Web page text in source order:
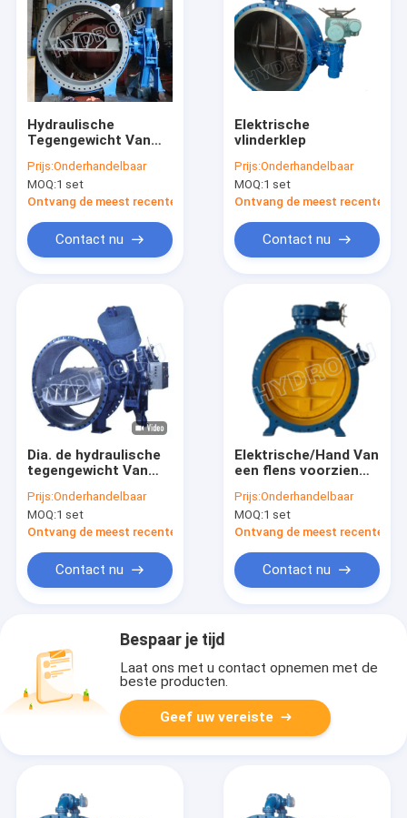
Hydraulische
Tegengewicht Van
Vleugelklep
Prijs:Onderhandelbaar
MOQ:1 set
Ontvang de meest recente Prijs
Contact nu
Elektrische
vlinderklep
Prijs:Onderhandelbaar
MOQ:1 set
Ontvang de meest recente
Contact nu
Dia. de hydraulische
tegengewicht Van
Vleugelklep van 50 -
3000 mm voor
Waterkrachtproject
Prijs:Onderhandelbaar
MOQ:1 set
Ontvang de meest recente Prijs
Contact nu
Elektrische/Hand Van
een flens voorzien
Waterkrachtpost
onder 2.5Mpa
Prijs:Onderhandelbaar
MOQ:1 set
Ontvang de meest recente
Contact nu
Bespaar je tijd
Laat ons met u contact opnemen met de
beste producten.
Geef uw vereiste